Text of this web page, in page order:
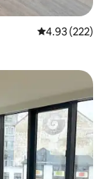
從 222 則評價
4.93 (222)